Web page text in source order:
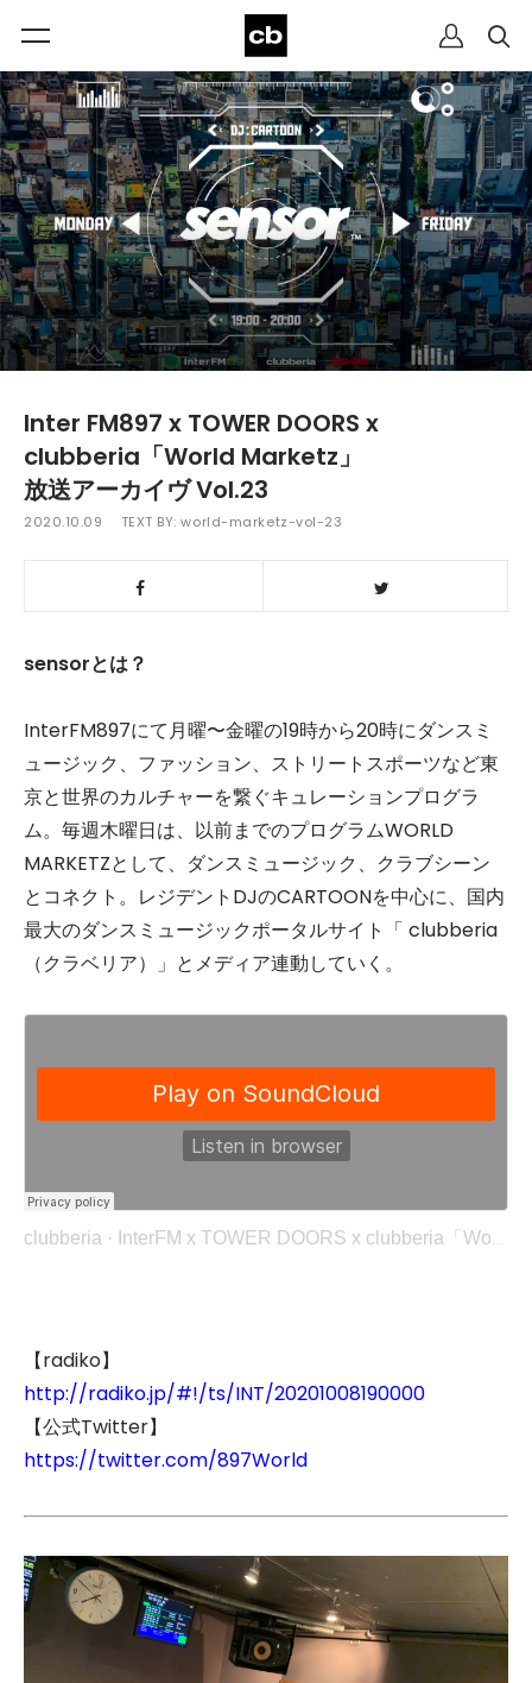
Inter FM897 x TOWER DOORS x
clubberia「World Marketz」
放送アーカイヴ Vol.23
2020.10.09 TEXT BY:world-marketz-vol-23
sensorとは？
InterFM897にて月曜〜金曜の19時から20時にダンスミ
ュージック、ファッション、ストリートスポーツなど東
京と世界のカルチャーを繋ぐキュレーションプログラ
ム。毎週木曜日は、以前までのプログラムWORLD
MARKETZとして、ダンスミュージック、クラブシーン
とコネクト。レジデントDJのCARTOONを中心に、国内
最大のダンスミュージックポータルサイト「 clubberia
（クラベリア）」とメディア連動していく。
clubberia · InterFM x TOWER DOORS x clubberia「World Marketz」Vol.23 Snippets (2020/10/08)
【radiko】
http://radiko.jp/#!/ts/INT/20201008190000
【公式Twitter】
https://twitter.com/897World